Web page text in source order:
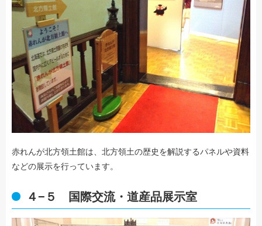
赤れんが北方領土館は、北方領土の歴史を解説するパネルや資料
などの展示を行っています。
４−５ 国際交流・道産品展示室